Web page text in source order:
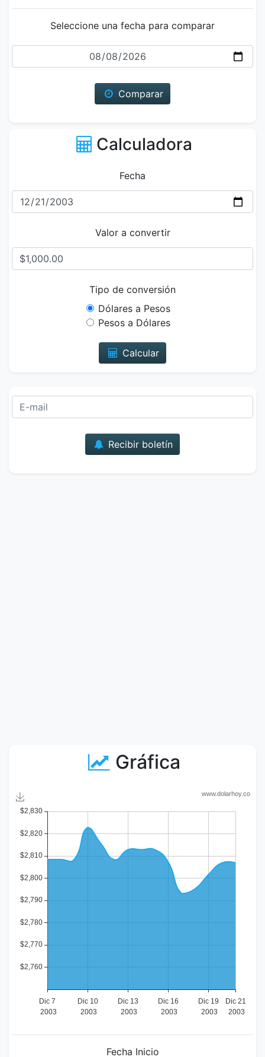
Seleccione una fecha para comparar
Fecha
Comparar
Calculadora
Fecha
Valor a convertir
Tipo de conversión
Dólares a Pesos
Pesos a Dólares
Calcular
Recibir boletín
Gráfica
Fecha Inicio